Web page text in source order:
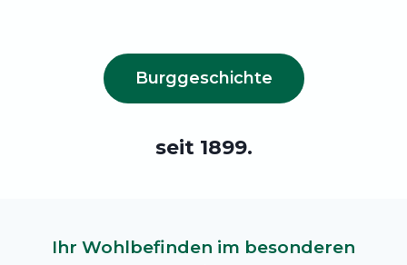
Burggeschichte
seit 1899.
Ihr Wohlbefinden im besonderen